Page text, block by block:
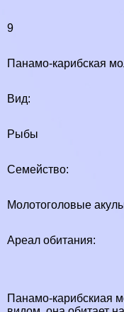
9
Панамо-карибская
Вид:
Рыбы
Семейство:
Молотоголовые
Ареал обитания:
Панамо-карибскиая